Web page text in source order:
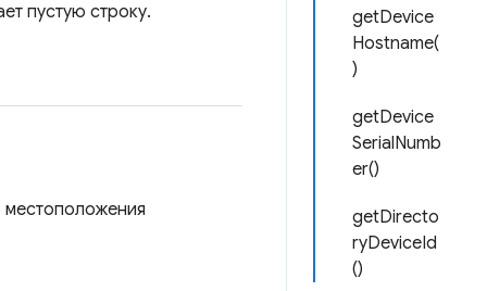
getDevice
Hostname(
)
getDevice
SerialNumb
er()
getDirecto
ryDeviceId
()
пустую строку.
местоположения